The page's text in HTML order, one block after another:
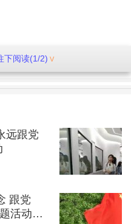
下阅读(1/2)
远跟党
跟党
活动暨